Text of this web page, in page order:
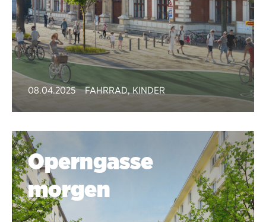
08.04.2025 FAHRRAD,KINDER
Operngasse
morgen